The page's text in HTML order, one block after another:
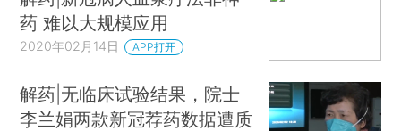
药 难以大规模应用
2020年02月14日 APP打开
解药|无临床试验结果，院士
李兰娟两款新冠荐药数据遭质